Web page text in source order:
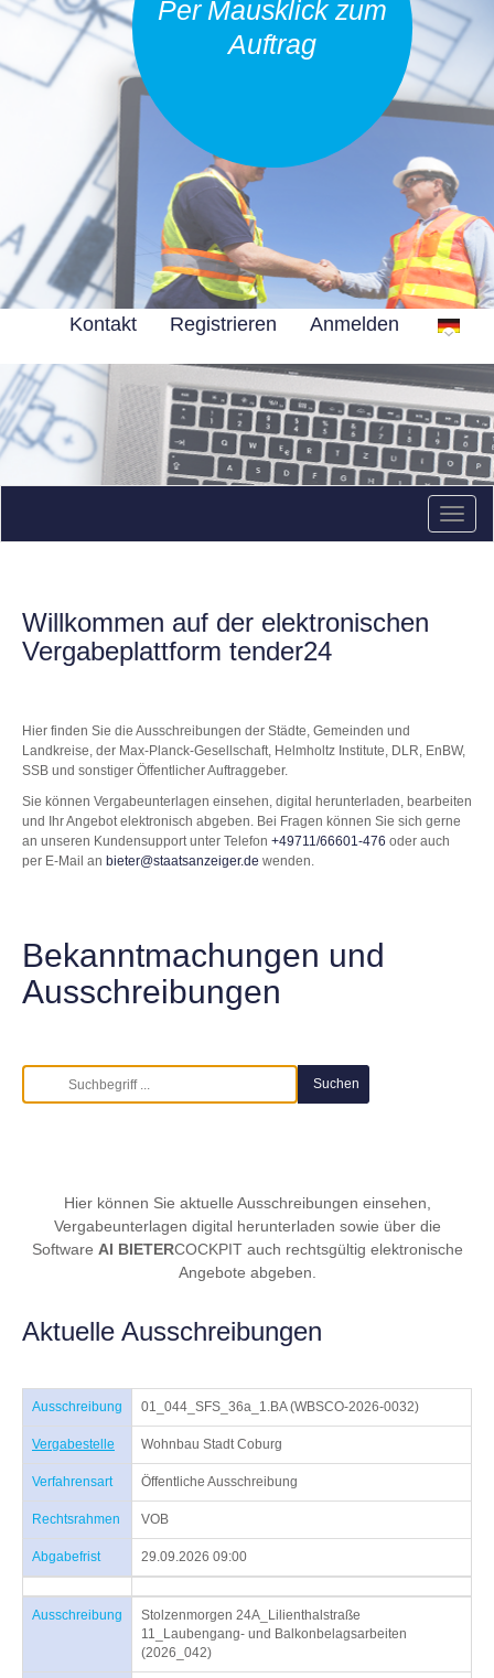
Per Mausklick zum
Auftrag
Kontakt Registrieren Anmelden
Willkommen auf der elektronischen
Vergabeplattform tender24
Hier finden Sie die Ausschreibungen der Städte, Gemeinden und
Landkreise, der Max-Planck-Gesellschaft, Helmholtz Institute, DLR, EnBW,
SSB und sonstiger Öffentlicher Auftraggeber.
Sie können Vergabeunterlagen einsehen, digital herunterladen, bearbeiten
und Ihr Angebot elektronisch abgeben. Bei Fragen können Sie sich gerne
an unseren Kundensupport unter Telefon +49711/66601-476 oder auch
per E-Mail an bieter@staatsanzeiger.de wenden.
Bekanntmachungen und
Ausschreibungen
Hier können Sie aktuelle Ausschreibungen einsehen,
Vergabeunterlagen digital herunterladen sowie über die
Software AI BIETERCOCKPIT auch rechtsgültig elektronische
Angebote abgeben.
Aktuelle Ausschreibungen
Ausschreibung 01_044_SFS_36a_1.BA (WBSCO-2026-0032)
Vergabestelle Wohnbau Stadt Coburg
Verfahrensart Öffentliche Ausschreibung
Rechtsrahmen VOB
Abgabefrist 29.09.2026 09:00
Ausschreibung
Stolzenmorgen 24A_Lilienthalstraße
11_Laubengang- und Balkonbelagsarbeiten
(2026_042)